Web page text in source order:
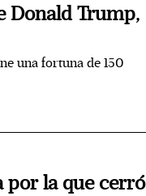
Donald Trump,
una fortuna de 150
por la que cerró